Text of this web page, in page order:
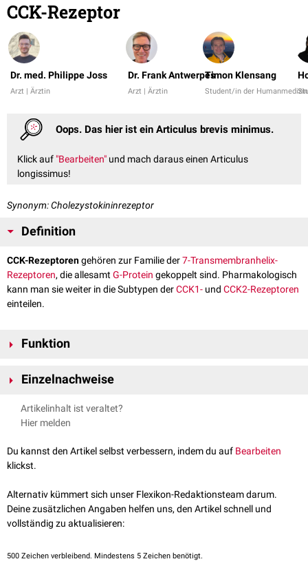
CCK-Rezeptor
Dr. med. Philippe Joss
Arzt | Ärztin
Dr. Frank Antwerpes
Arzt | Ärztin
Timon Klensang
Student/in der Humanmedizin
Oops. Das hier ist ein Articulus brevis minimus.
Klick auf "Bearbeiten" und mach daraus einen Articulus
longissimus!
Synonym: Cholezystokininrezeptor
Definition
CCK-Rezeptorengehören zur Familie der7-Transmembranhelix-
Rezeptoren, die allesamt G-Protein gekoppelt sind. Pharmakologisch
kann man sie weiter in die Subtypen derCCK1- und CCK2-Rezeptoren
einteilen.
Funktion
was zur einer Erhöhung der intrazellulären
Cholecystokinin (CCK) bindet, kann der CCK2-Rezeptor neben CCK auch
durchGastrinaktiviert werden. Der Grund dafür ist eine identische
Asp- Phe-NH 2.[1]
CCK-Rezeptoren sind vor allen im
Belegzellen des Magens. Dort bewirken sie eine vermehrte Sekretion von
Magensäure.
Einzelnachweise
Artikelinhalt ist veraltet?
Hier melden
Du kannst den Artikel selbst verbessern, indem du auf Bearbeiten
klickst.
Alternativ kümmert sich unser Flexikon-Redaktionsteam darum.
Deine zusätzlichen Angaben helfen uns, den Artikel schnell und
vollständig zu aktualisieren:
500 Zeichen verbleibend. Mindestens 5 Zeichen benötigt.